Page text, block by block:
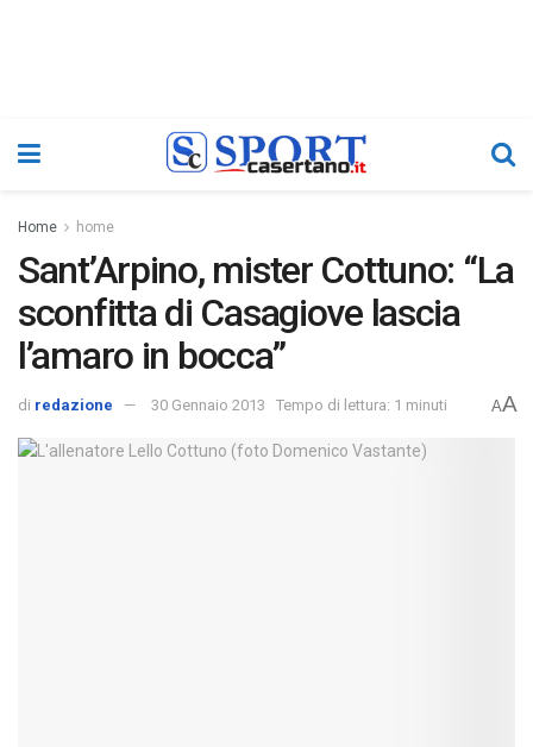
Home home
Sant’Arpino, mister Cottuno: “La
sconfitta di Casagiove lascia
l’amaro in bocca”
di redazione 30 Gennaio 2013 Tempo di lettura: 1 minuti AA